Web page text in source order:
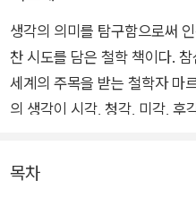
생각의 의미를 탐구함으로써
찬 시도를 담은 철학 책이다.
세계의 주목을 받는 철학자 마
의 생각이 시각, 청각, 미각, 후
으로 접근하듯 생각은 〈실재에
나를 연결하는 감각이다. 우리
목차